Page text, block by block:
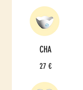
CHA
27 €